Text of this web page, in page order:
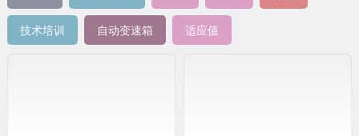
技术培训 自动变速箱 适应值